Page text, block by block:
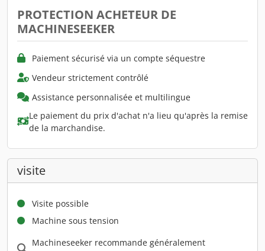
PROTECTION ACHETEUR DE
MACHINESEEKER
Paiement sécurisé via un compte séquestre
Vendeur strictement contrôlé
Assistance personnalisée et multilingue
Le paiement du prix d'achat n'a lieu qu'après la remise
de la marchandise.
visite
Visite possible
Machine sous tension
Machineseeker recommande généralement